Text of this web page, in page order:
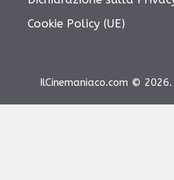
Cookie Policy (UE)
IlCinemaniaco.com ©